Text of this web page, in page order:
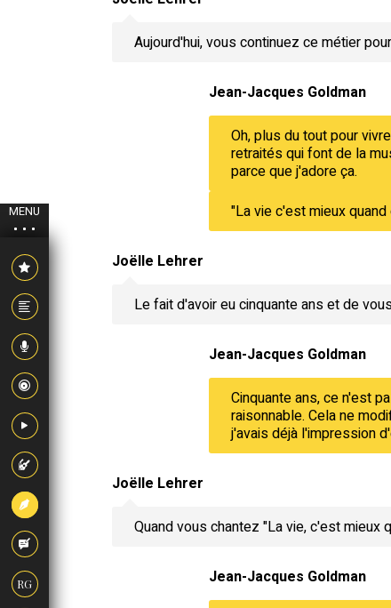
MENU
RG
Aujourd'hui, vous continuez ce métier
Jean-Jacques Goldman
Oh, plus du tout pour
retraités qui font de la
parce que j'adore ça.
"La vie c'est mieux
Joëlle Lehrer
Le fait d'avoir eu cinquante ans et de
Jean-Jacques Goldman
Cinquante ans, ce n'est
raisonnable. Cela ne
j'avais déjà l'impression
Joëlle Lehrer
Quand vous chantez "La vie, c'est
Jean-Jacques Goldman